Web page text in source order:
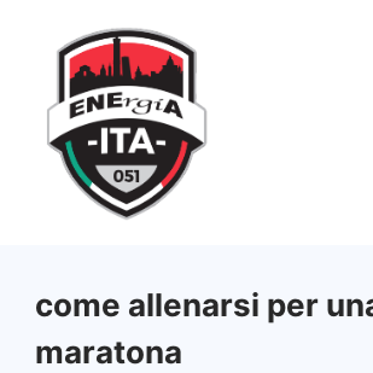
contenuto
come allenarsi per
maratona